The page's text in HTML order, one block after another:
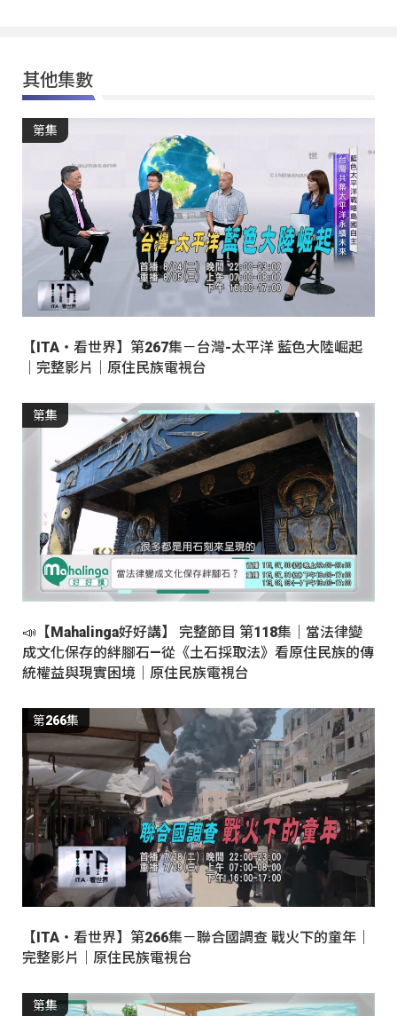
其他集數
第集
【ITA・看世界】第267集－台灣-太平洋 藍色大陸崛起
｜完整影片｜原住民族電視台
第集
📣【Mahalinga好好講】 完整節目 第118集｜當法律變
成文化保存的絆腳石—從《土石採取法》看原住民族的傳
統權益與現實困境｜原住民族電視台
第266集
【ITA・看世界】第266集－聯合國調查 戰火下的童年｜
完整影片｜原住民族電視台
第集